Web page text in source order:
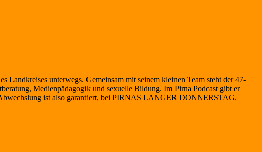
unterwegs. Gemeinsam mit seinem kleinen Team steht der 47-
Medienpädagogik und sexuelle Bildung. Im Pirna Podcast gibt er
ist also garantiert, bei PIRNAS LANGER DONNERSTAG.